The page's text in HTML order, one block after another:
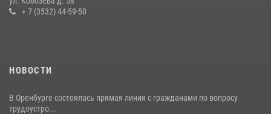
23 июля 2026, 10:47
+ 7 (3532) 44-59-50
НОВОСТИ
В Оренбурге состоялась прямая линия с гражданами по вопросу
трудоустро...